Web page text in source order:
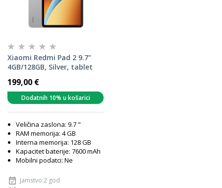
Xiaomi Redmi Pad 2 9.7"
4GB/128GB, Silver, tablet
199,00 €
Dodatnih 10% u košarici
Veličina zaslona: 9.7 "
RAM memorija: 4 GB
Interna memorija: 128 GB
Kapacitet baterije: 7600 mAh
Mobilni podatci: Ne
Jamstvo:2 god